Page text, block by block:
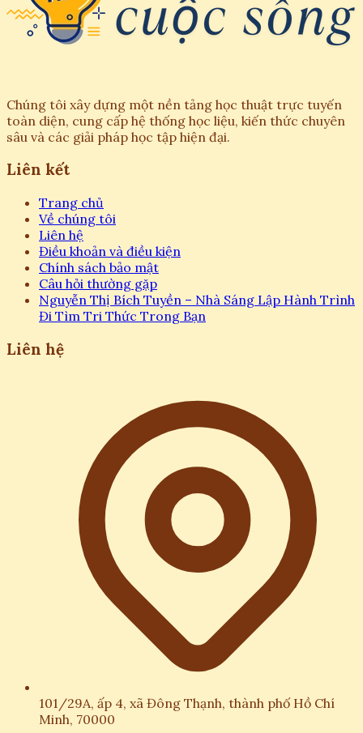
Chúng tôi xây dựng một nền tảng học thuật trực tuyến
toàn diện, cung cấp hệ thống học liệu, kiến thức chuyên
sâu và các giải pháp học tập hiện đại.
Liên kết
Trang chủ
Về chúng tôi
Liên hệ
Điều khoản và điều kiện
Chính sách bảo mật
Câu hỏi thường gặp
Nguyễn Thị Bích Tuyền – Nhà Sáng Lập Hành Trình
Đi Tìm Tri Thức Trong Bạn
Liên hệ
101/29A, ấp 4, xã Đông Thạnh, thành phố Hồ Chí
Minh, 70000